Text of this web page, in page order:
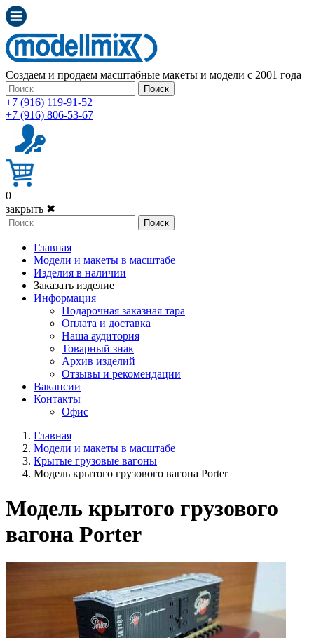
Создаем и продаем масштабные макеты и модели с 2001 года
Поиск
+7 (916) 119-91-52
+7 (916) 806-53-67
0
закрыть ✖
Поиск
Главная
Модели и макеты в масштабе
Изделия в наличии
Заказать изделие
Информация
Подарочная заказная тара
Оплата и доставка
Наша аудитория
Товарный знак
Архив изделий
Отзывы и рекомендации
Вакансии
Контакты
Офис
Главная
Модели и макеты в масштабе
Крытые грузовые вагоны
Модель крытого грузового вагона Porter
Модель крытого грузового
вагона Porter